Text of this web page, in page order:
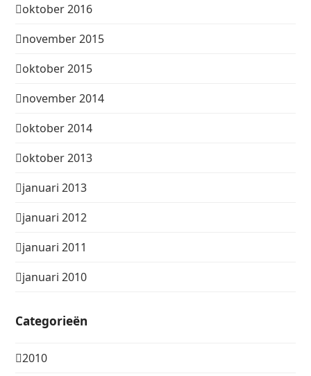
oktober 2016
november 2015
oktober 2015
november 2014
oktober 2014
oktober 2013
januari 2013
januari 2012
januari 2011
januari 2010
Categorieën
2010